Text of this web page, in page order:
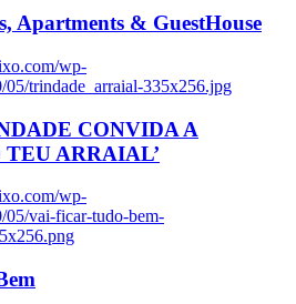
Apartments & GuestHouse
wp-
05/trindade_arraial-335x256.jpg
CONVIDA A
TEU ARRAIAL’
wp-
05/vai-ficar-tudo-bem-